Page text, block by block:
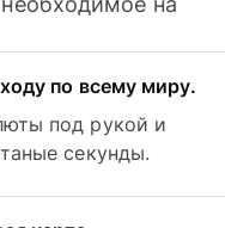
по всему миру.
под рукой и
секунды.